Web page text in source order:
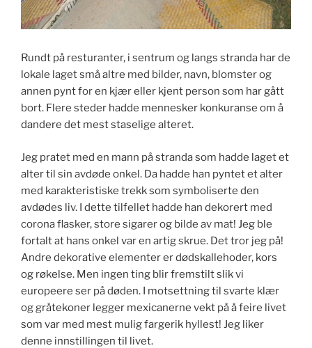
Rundt på resturanter, i sentrum og langs stranda har de
lokale laget små altre med bilder, navn, blomster og
annen pynt for en kjær eller kjent person som har gått
bort. Flere steder hadde mennesker konkuranse om å
dandere det mest staselige alteret.
Jeg pratet med en mann på stranda som hadde laget et
alter til sin avdøde onkel. Da hadde han pyntet et alter
med karakteristiske trekk som symboliserte den
avdødes liv. I dette tilfellet hadde han dekorert med
corona flasker, store sigarer og bilde av mat! Jeg ble
fortalt at hans onkel var en artig skrue. Det tror jeg på!
Andre dekorative elementer er dødskallehoder, kors
og røkelse. Men ingen ting blir fremstilt slik vi
europeere ser på døden. I motsettning til svarte klær
og gråtekoner legger mexicanerne vekt på å feire livet
som var med mest mulig fargerik hyllest! Jeg liker
denne innstillingen til livet.